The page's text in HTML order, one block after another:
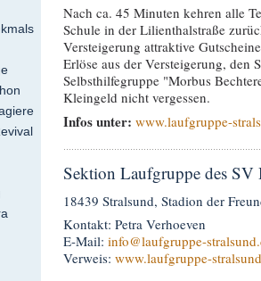
Nach ca. 45 Minuten kehren alle
Schule in der Lilienthalstraße
Versteigerung attraktive
Erlöse aus der Versteigerung, den
Selbsthilfegruppe "Morbus
Kleingeld nicht vergessen.
Infos unter: www.laufgruppe-
Sektion Laufgruppe des
18439 Stralsund, Stadion der
Kontakt: Petra Verhoeven
E-Mail: info@laufgruppe-
Verweis: www.laufgruppe-